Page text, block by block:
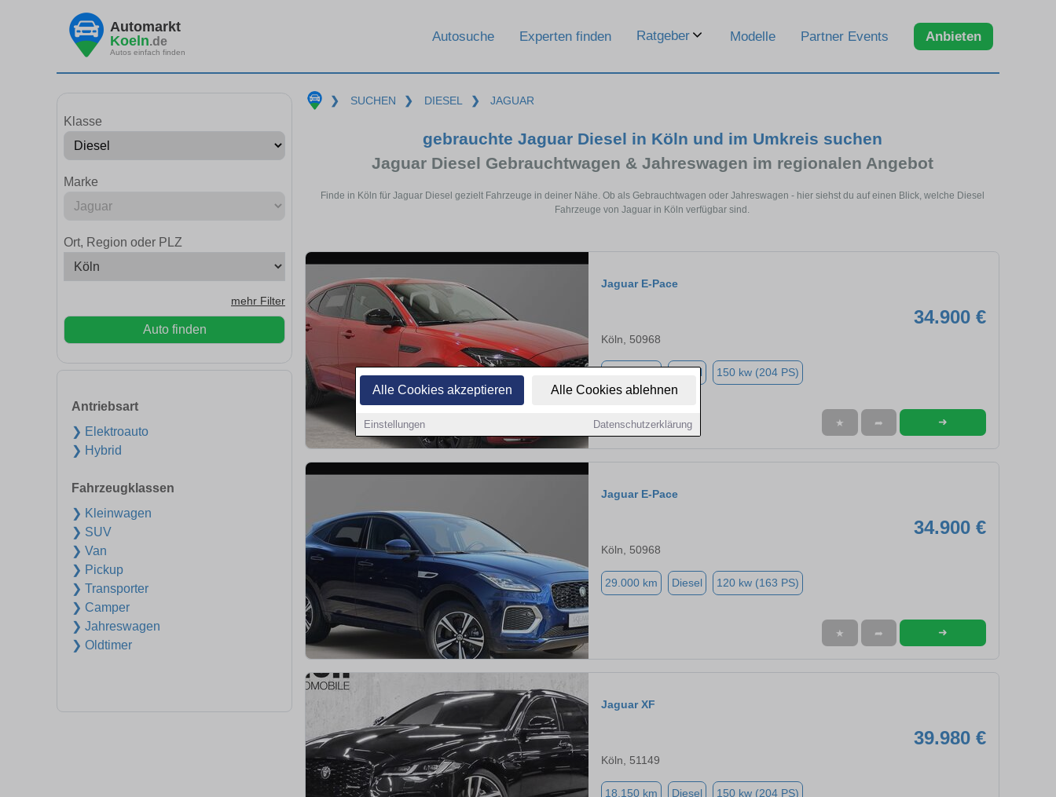
Alle Cookies akzeptieren Alle Cookies ablehnen
Einstellungen Datenschutzerklärung
Automarkt
Koeln.de
Autos einfach finden
Autosuche Experten finden Ratgeber Modelle Partner Events Anbieten
Klasse
Marke
Ort, Region oder PLZ
mehr Filter
Auto finden
Antriebsart
❯ Elektroauto
❯ Hybrid
Fahrzeugklassen
❯ Kleinwagen
❯ SUV
❯ Van
❯ Pickup
❯ Transporter
❯ Camper
❯ Jahreswagen
❯ Oldtimer
❯ SUCHEN ❯ DIESEL ❯ JAGUAR
gebrauchte Jaguar Diesel in Köln und im Umkreis suchen
Jaguar Diesel Gebrauchtwagen & Jahreswagen im regionalen Angebot
Finde in Köln für Jaguar Diesel gezielt Fahrzeuge in deiner Nähe. Ob als Gebrauchtwagen oder Jahreswagen - hier siehst du auf einen Blick, welche Diesel
Fahrzeuge von Jaguar in Köln verfügbar sind.
Jaguar E-Pace
34.900 €
Köln, 50968
Diesel 150 kw (204 PS)
★ ➦ ➜
Jaguar E-Pace
34.900 €
Köln, 50968
29.000 km Diesel 120 kw (163 PS)
★ ➦ ➜
Jaguar XF
39.980 €
Köln, 51149
18.150 km Diesel 150 kw (204 PS)